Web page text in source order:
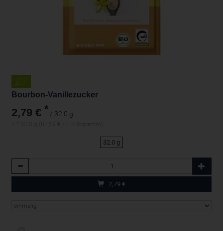
Bourbon-Vanillezucker
2,79 € * / 32.0 g
32.0 g
Anzahl
2,79 €